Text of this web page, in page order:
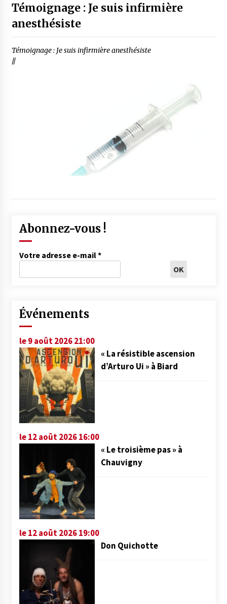
Témoignage : Je suis infirmière
anesthésiste
Témoignage : Je suis infirmière anesthésiste
//
Abonnez-vous !
Votre adresse e-mail*
Événements
le 9 août 2026 21:00
« La résistible ascension
d’Arturo Ui » à Biard
le 12 août 2026 16:00
« Le troisième pas » à
Chauvigny
le 12 août 2026 19:00
Don Quichotte